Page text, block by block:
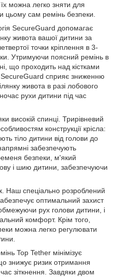
можна легко зняти для
цьому сам ремінь безпеки.
SecureGuard допомагає
живота вашої дитини за
точки кріплення в 3-
Утримуючи поясний ремінь в
що проходить над кістками
SecureGuard сприяє зниженню
живота в разі лобового
рухи дитини під час
високій спинці. Трирівневий
конструкції крісла:
тіло дитини від голови до
забезпечують
безпеки, м'який
і шию дитини, забезпечуючи
Наш спеціально розроблений
оптимальний захист
обмежуючи рух голови дитини, і
комфорт. Крім того,
можна легко регулювати
Top Tether мінімізує
знижує ризик отримання
зіткнення. Завдяки двом